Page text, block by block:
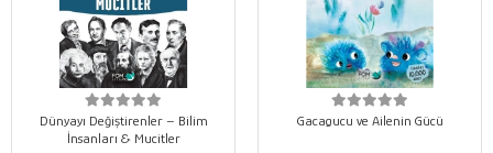
Dünyayı Değiştirenler – Bilim
İnsanları & Mucitler
Gacagucu ve Ailenin Gücü